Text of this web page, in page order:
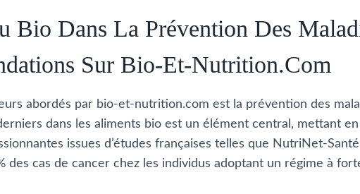
Bio Dans La Prévention Des
Sur Bio-Et-Nutrition.com
abordés par bio-et-nutrition.com est la prévention des
dans les aliments bio est un élément central, mettant
issues d’études françaises telles que NutriNet-
des cas de cancer chez les individus adoptant un régime à